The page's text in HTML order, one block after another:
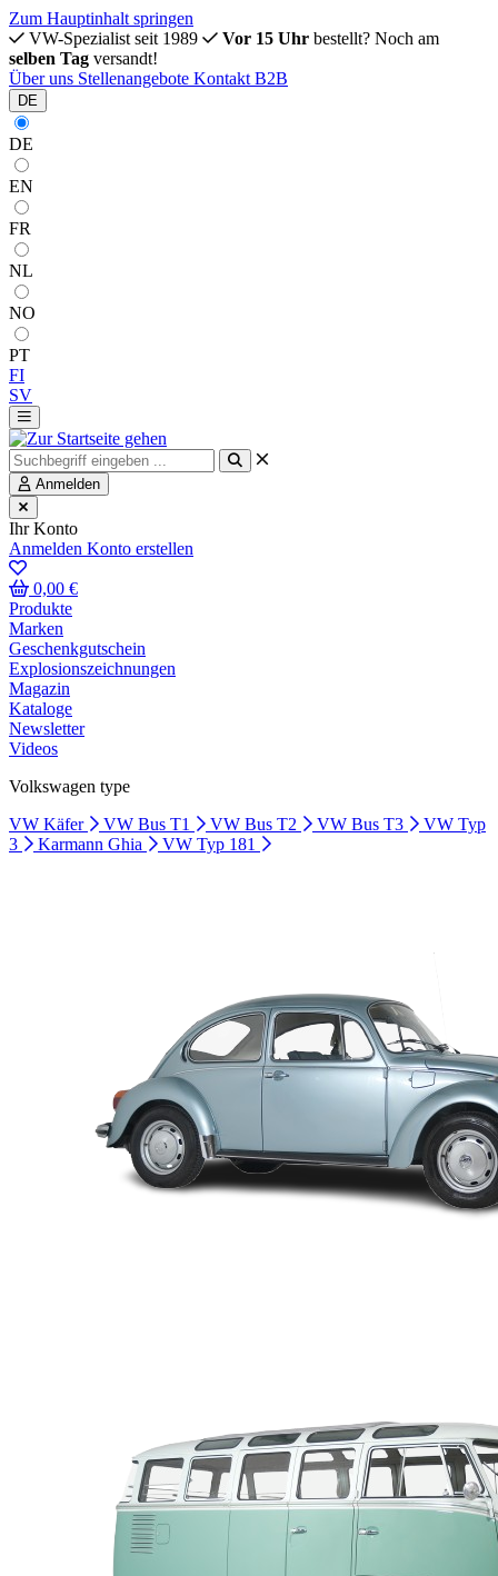
Zum Hauptinhalt springen
VW-Spezialist seit 1989
Vor 15 Uhr bestellt? Noch am
selben Tag versandt!
Über uns Stellenangebote Kontakt B2B
DE
DE
EN
FR
NL
NO
PT
FI
SV
Anmelden
Ihr Konto
Anmelden Konto erstellen
0,00 €
Produkte
Marken
Geschenkgutschein
Explosionszeichnungen
Magazin
Kataloge
Newsletter
Videos
Volkswagen type
VW Käfer
VW Bus T1 VW Bus T2 VW Bus T3
VW Typ
3
Karmann Ghia VW Typ 181